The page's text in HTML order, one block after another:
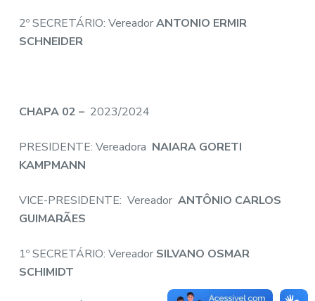
2º SECRETÁRIO: VereadorANTONIO ERMIR
SCHNEIDER
CHAPA 02 –2023/2024
PRESIDENTE: Vereadora NAIARA GORETI
KAMPMANN
VICE-PRESIDENTE: Vereador ANTÔNIO CARLOS
GUIMARÃES
1º SECRETÁRIO: Vereador SILVANO OSMAR
SCHIMIDT